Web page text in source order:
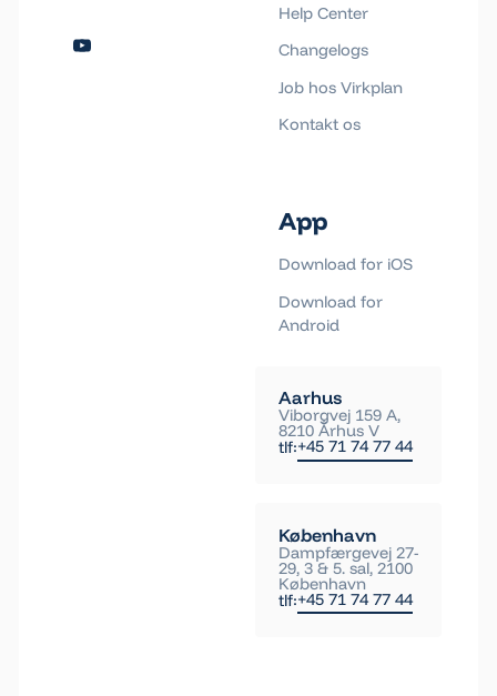
Help Center
Changelogs
Job hos Virkplan
Kontakt os
App
Download for iOS
Download for
Android
Aarhus
Viborgvej 159 A,
8210 Århus V
tlf:+45 71 74 77 44
København
Dampfærgevej 27-
29, 3 & 5. sal, 2100
København
tlf:+45 71 74 77 44